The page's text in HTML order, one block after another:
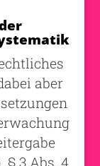
aber
§ 3 Abs. 4